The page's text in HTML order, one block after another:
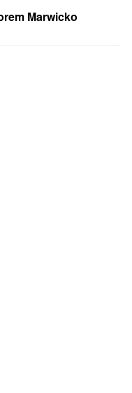
Marwicko